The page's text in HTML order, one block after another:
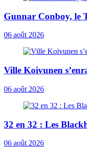
Gunnar Conboy, le
06 août 2026
Ville Koivunen
06 août 2026
32 en 32 : Les
06 août 2026